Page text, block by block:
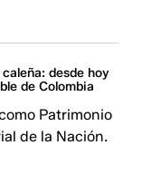
desde hoy
de Colombia
Patrimonio
de la Nación.